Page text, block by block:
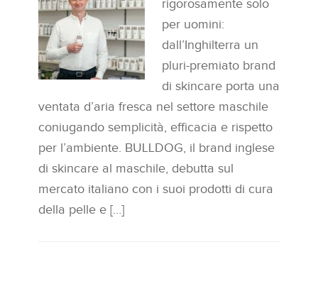
rigorosamente solo
per uomini:
dall’Inghilterra un
pluri-premiato brand
di skincare porta una
ventata d’aria fresca nel settore maschile
coniugando semplicità, efficacia e rispetto
per l’ambiente. BULLDOG, il brand inglese
di skincare al maschile, debutta sul
mercato italiano con i suoi prodotti di cura
della pelle e […]